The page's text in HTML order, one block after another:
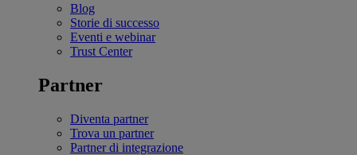
Blog
Storie di successo
Eventi e webinar
Trust Center
Partner
Diventa partner
Trova un partner
Partner di integrazione